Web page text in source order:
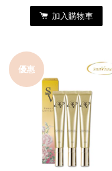
加入購物車
優惠